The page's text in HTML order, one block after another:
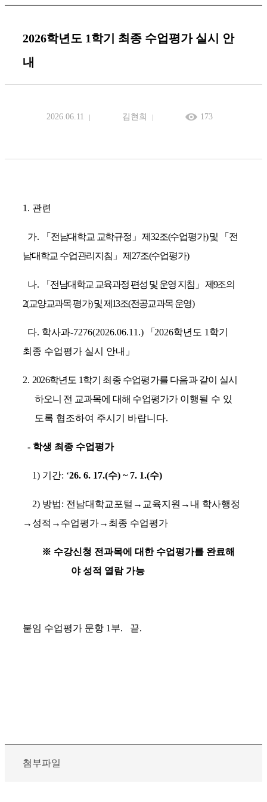
2026학년도 1학기 최종 수업평가 실시 안
내
2026.06.11 김현희 173
1. 관련
가. 「 전남대학교 교학규정 」제32조(수업평가)및 「 전
남대학교 수업관리지침 」제 27조(수업평가)
나. 「 전남대학교 교육과정 편성 및 운영 지침 」 제9조의
2(교양교과목 평가)및 제 13조(전공교과목 운영)
다. 학사과-7276(2026.06.11.) 「 2026학년도 1 학기
최종 수업평가 실시 안내 」
2. 2026학년도 1학기 최종 수업평가를 다음과 같이 실시
하오니 전 교과목에 대해 수업평가가 이행될 수 있
도록 협조하여 주시기 바랍니다.
- 학생 최종 수업평가
1) 기간: ‘26. 6. 17.(수) ~ 7. 1.(수)
2) 방법: 전남대학교포털 → 교육지원 → 내 학사행정
→ 성적 → 수업평가→ 최종 수업평가
※ 수강신청 전과목에 대한 수업평가를 완료해
야 성적 열람 가능
붙임 수업평가 문항 1 부. 끝.
첨부파일